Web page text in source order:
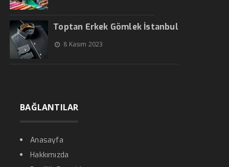
Toptan Erkek Gömlek İstanbul
8 Kasım 2023
BAĞLANTILAR
Anasayfa
Hakkımızda